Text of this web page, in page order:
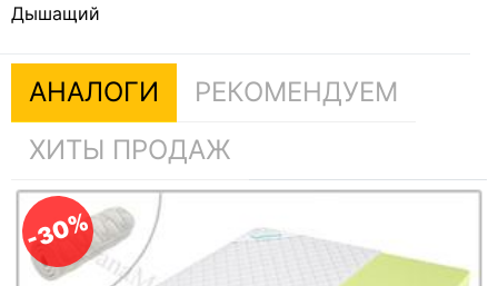
Дышащий
АНАЛОГИ
РЕКОМЕНДУЕМ
ХИТЫ ПРОДАЖ
-30%